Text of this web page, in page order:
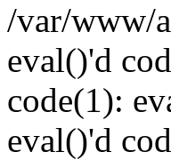
/var/www/
eval()'d
code(1):
eval()'d